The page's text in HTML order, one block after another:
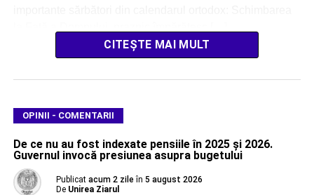
CITEȘTE MAI MULT
OPINII - COMENTARII
De ce nu au fost indexate pensiile în 2025 și 2026.
Guvernul invocă presiunea asupra bugetului
Publicat acum 2 zile în 5 august 2026
De Unirea Ziarul